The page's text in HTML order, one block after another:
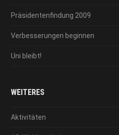
Präsidentenfindung 2009
Verbesserungen beginnen
Uni bleibt!
WEITERES
Aktivitäten